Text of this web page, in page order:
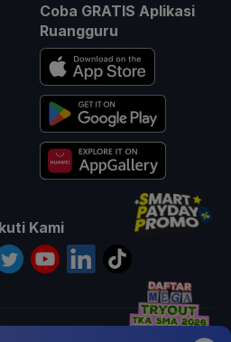
Coba GRATIS Aplikasi
Ruangguru
Kami